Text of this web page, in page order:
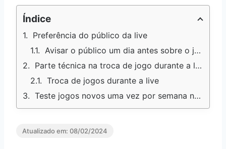
Índice
Preferência do público da live
Avisar o público um dia antes sobre o jogo da live seguinte
Parte técnica na troca de jogo durante a live
Troca de jogos durante a live
Teste jogos novos uma vez por semana na live baseado na escolha da maioria
Atualizado em: 08/02/2024